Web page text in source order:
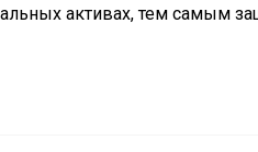
активах, тем самым